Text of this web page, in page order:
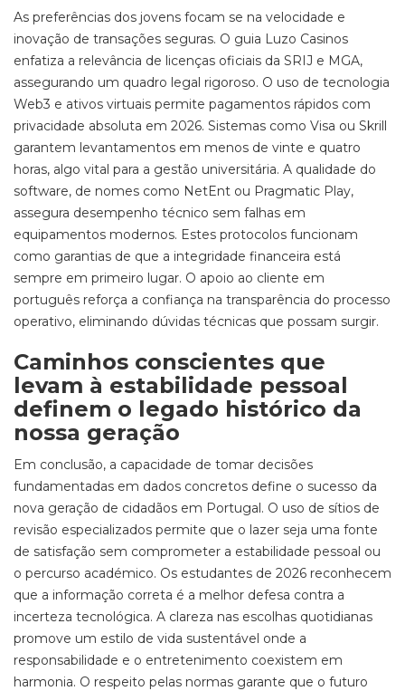
As preferências dos jovens focam se na velocidade e
inovação de transações seguras. O guia Luzo Casinos
enfatiza a relevância de licenças oficiais da SRIJ e MGA,
assegurando um quadro legal rigoroso. O uso de tecnologia
Web3 e ativos virtuais permite pagamentos rápidos com
privacidade absoluta em 2026. Sistemas como Visa ou Skrill
garantem levantamentos em menos de vinte e quatro
horas, algo vital para a gestão universitária. A qualidade do
software, de nomes como NetEnt ou Pragmatic Play,
assegura desempenho técnico sem falhas em
equipamentos modernos. Estes protocolos funcionam
como garantias de que a integridade financeira está
sempre em primeiro lugar. O apoio ao cliente em
português reforça a confiança na transparência do processo
operativo, eliminando dúvidas técnicas que possam surgir.
Caminhos conscientes que
levam à estabilidade pessoal
definem o legado histórico da
nossa geração
Em conclusão, a capacidade de tomar decisões
fundamentadas em dados concretos define o sucesso da
nova geração de cidadãos em Portugal. O uso de sítios de
revisão especializados permite que o lazer seja uma fonte
de satisfação sem comprometer a estabilidade pessoal ou
o percurso académico. Os estudantes de 2026 reconhecem
que a informação correta é a melhor defesa contra a
incerteza tecnológica. A clareza nas escolhas quotidianas
promove um estilo de vida sustentável onde a
responsabilidade e o entretenimento coexistem em
harmonia. O respeito pelas normas garante que o futuro